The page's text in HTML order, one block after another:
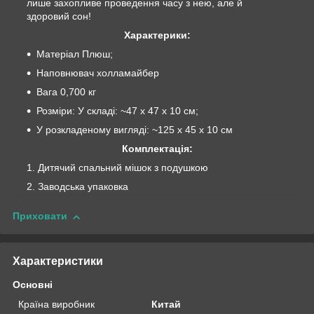
лише захопливе проведення часу з нею, але й
здоровий сон!
Характерики:
Матеріал Плюш;
Наповнювач холламайбер
Вага 0,700 кг
Розміри: У складі: ~47 x 47 x 10 см;
У розкладеному вигляді: ~125 x 45 x 10 см
Комплектація:
Дитячий спальний мішок з подушкою
Заводська упаковка
Приховати
Характеристики
Основні
Країна виробник
Китай